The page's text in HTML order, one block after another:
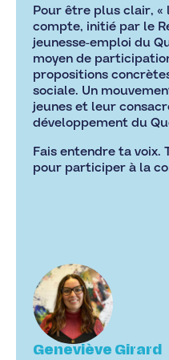
Pour être plus clair, «
compte, initié par le
jeunesse-emploi du
moyen de
propositions
sociale. Un
jeunes et leur
développement du
Fais entendre ta voix.
pour participer à la
Geneviève Girard